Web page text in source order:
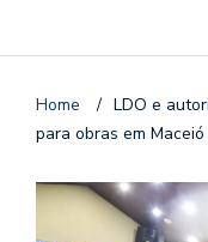
Home / LDO e
para obras em Maceió